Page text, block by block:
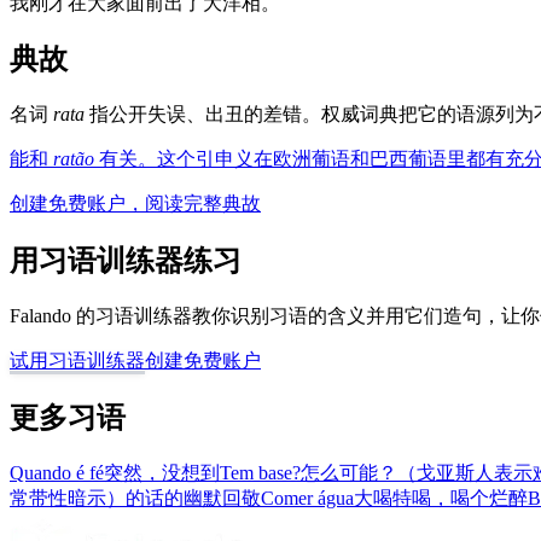
典故
名词 rata 指公开失误、出丑的差错。权威词典把它的语源列为
能和 ratão 有关。这个引申义在欧洲葡语和巴西葡语里都有充
创建免费账户，阅读完整典故
用习语训练器练习
Falando 的习语训练器教你识别习语的含义并用它们造句，让
试用习语训练器创建免费账户
更多习语
Quando é fé突然，没想到 Tem base?怎么可能？（戈亚斯人表示
常带性暗示）的话的幽默回敬Comer água大喝特喝，喝个烂醉